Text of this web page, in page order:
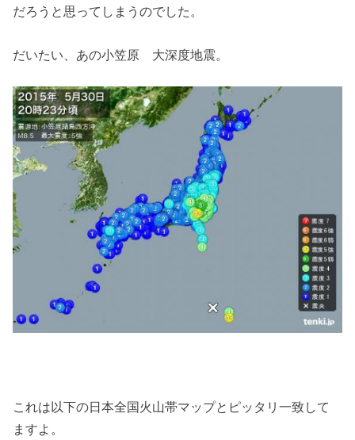
だろうと思ってしまうのでした。
だいたい、あの小笠原 大深度地震。
これは以下の日本全国火山帯マップとピッタリ一致して
ますよ。